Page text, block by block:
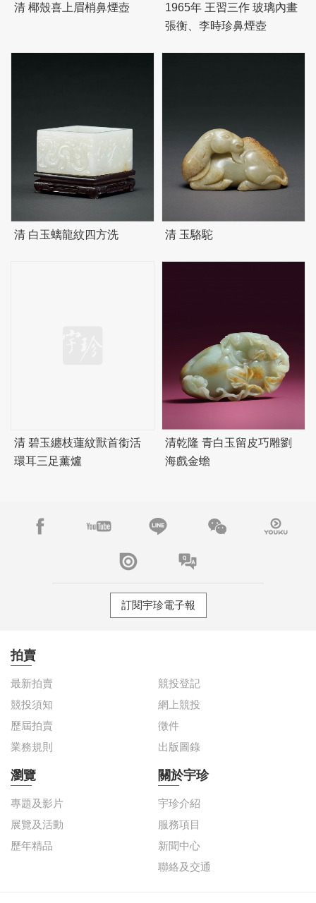
清 椰殼喜上眉梢鼻煙壺
1965年 王習三作 玻璃內畫
張衡、李時珍鼻煙壺
清 白玉螭龍紋四方洗 清 玉駱駝
清 碧玉纏枝蓮紋獸首銜活
環耳三足薰爐
清乾隆 青白玉留皮巧雕劉
海戲金蟾
訂閱宇珍電子報
拍賣
最新拍賣
競投登記
競投須知
網上競投
歷屆拍賣
徵件
業務規則
出版圖錄
瀏覽
專題及影片
展覽及活動
歷年精品
關於宇珍
宇珍介紹
服務項目
新聞中心
聯絡及交通